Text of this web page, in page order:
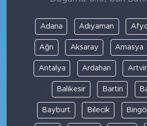
Adana Adıyaman
Ağrı Aksaray Amasya
Antalya Ardahan
Balıkesir Bartın
Bayburt Bilecik Bingöl